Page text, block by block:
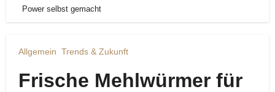
Power selbst gemacht
Allgemein Trends & Zukunft
Frische Mehlwürmer für